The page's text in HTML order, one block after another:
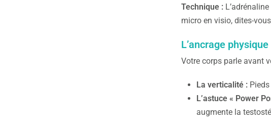
Technique :
micro en visio, dites-
L’ancrage
Votre corps parle avant
La verticalité :
L’astuce « Power
augmente la